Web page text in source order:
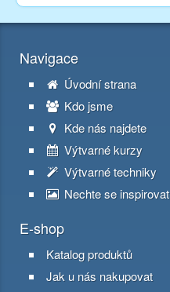
Navigace
Úvodní strana
Kdo jsme
Kde nás najdete
Výtvarné kurzy
Výtvarné techniky
Nechte se inspirovat
E-shop
Katalog produktů
Jak u nás nakupovat